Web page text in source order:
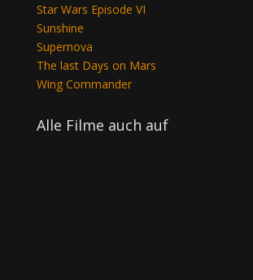
Star Wars Episode VI
Sunshine
Supernova
The last Days on Mars
Wing Commander
Alle Filme auch auf